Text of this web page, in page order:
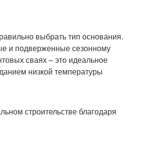
выбрать тип основания.
и подверженные сезонному
сваях – это идеальное
низкой температуры
строительстве благодаря